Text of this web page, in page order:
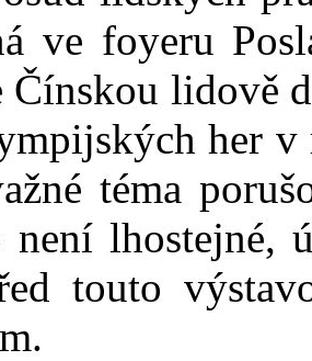
ve foyeru
Čínskou lidově
her v
téma
lhostejné,
touto